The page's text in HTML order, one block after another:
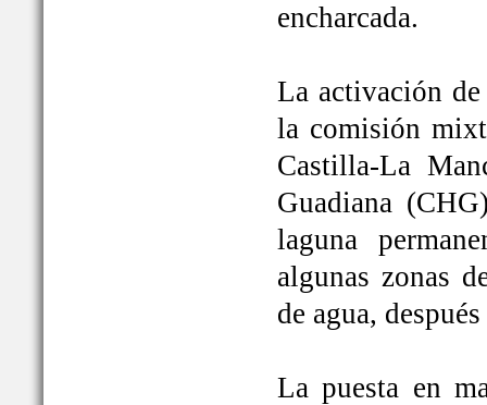
encharcada.
La activación
la comisión
Castilla-La
Guadiana
laguna
algunas zonas
de agua,
La puesta en